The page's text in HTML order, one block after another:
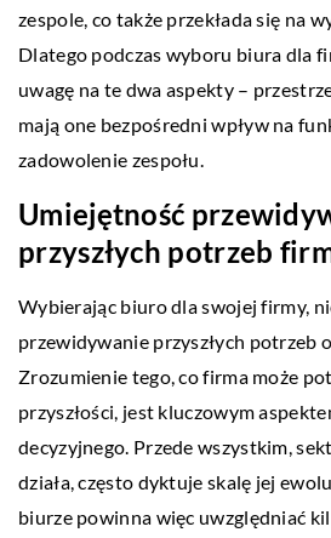
zespole, co także przekłada się na
Dlatego podczas wyboru biura dla
uwagę na te dwa aspekty –
mają one bezpośredni wpływ na
zadowolenie zespołu.
Umiejętność
przyszłych potrzeb
Wybierając biuro dla swojej firmy,
przewidywanie przyszłych potrzeb
Zrozumienie tego, co firma może
przyszłości, jest kluczowym
decyzyjnego. Przede wszystkim,
działa, często dyktuje skalę jej
biurze powinna więc uwzględniać